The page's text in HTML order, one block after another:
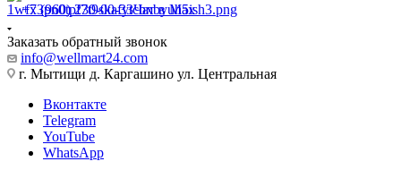
+7 (960) 230-00-33Чат в Max
Заказать обратный звонок
info@wellmart24.com
г. Мытищи д. Каргашино ул. Центральная
Вконтакте
Telegram
YouTube
WhatsApp